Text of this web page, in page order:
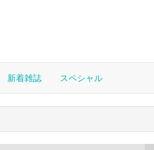
新着雑誌 スペシャル